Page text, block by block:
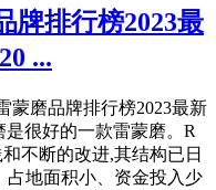
牌排行榜2023最
...
蒙磨品牌排行榜2023最新
很好的一款雷蒙磨。R
不断的改进,其结构已日
占地面积小、资金投入少